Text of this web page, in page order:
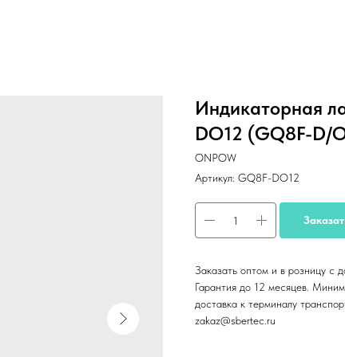
Индикаторная
DO12 (GQ8F-D/
ONPOW
Артикул: GQ8F-DO12
Заказать оптом и в розницу с
Гарантия до 12 месяцев.
доставка к терминалу
zakaz@sbertec.ru